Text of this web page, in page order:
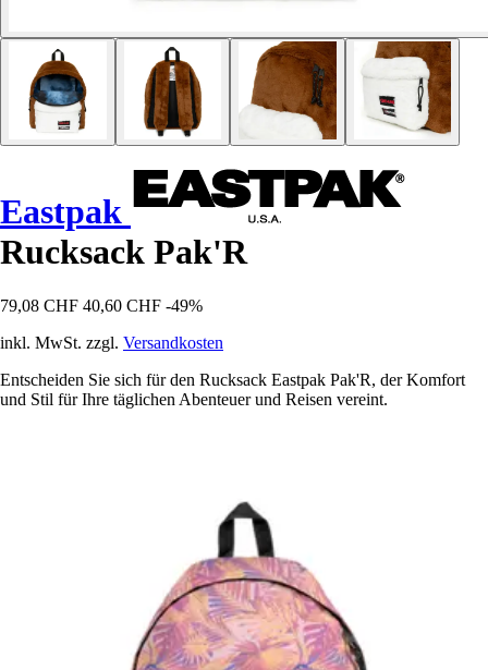
Eastpak
Rucksack Pak'R
79,08 CHF 40,60 CHF -49%
inkl. MwSt. zzgl. Versandkosten
Entscheiden Sie sich für den Rucksack Eastpak Pak'R, der Komfort
und Stil für Ihre täglichen Abenteuer und Reisen vereint.